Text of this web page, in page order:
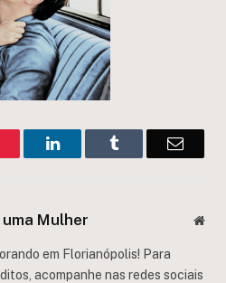
LinkedInTumblr Email
Mulher
em Florianópolis! Para
acompanhe nas redes sociais